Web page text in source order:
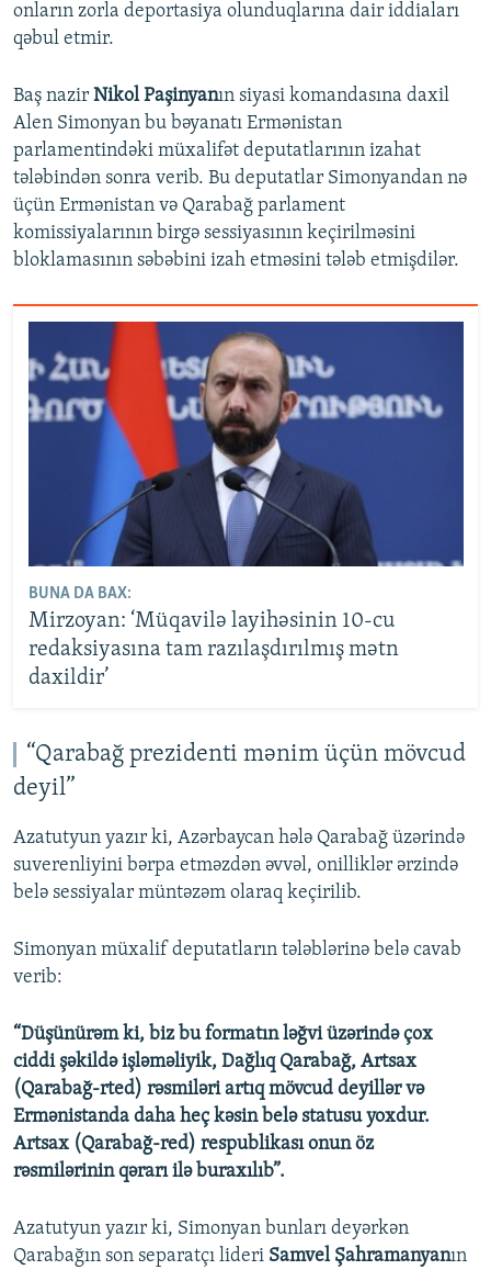
onların zorla deportasiya olunduqlarına dair iddiaları
qəbul etmir.
Baş nazir Nikol Paşinyanın siyasi komandasına daxil
Alen Simonyan bu bəyanatı Ermənistan
parlamentindəki müxalifət deputatlarının izahat
tələbindən sonra verib. Bu deputatlar Simonyandan nə
üçün Ermənistan və Qarabağ parlament
komissiyalarının birgə sessiyasının keçirilməsini
bloklamasının səbəbini izah etməsini tələb etmişdilər.
BUNA DA BAX:
Mirzoyan: ‘Müqavilə layihəsinin 10-cu
redaksiyasına tam razılaşdırılmış mətn
daxildir’
“Qarabağ prezidenti mənim üçün mövcud
deyil”
Azatutyun yazır ki, Azərbaycan hələ Qarabağ üzərində
suverenliyini bərpa etməzdən əvvəl, onilliklər ərzində
belə sessiyalar müntəzəm olaraq keçirilib.
Simonyan müxalif deputatların tələblərinə belə cavab
verib:
“Düşünürəm ki, biz bu formatın ləğvi üzərində çox
ciddi şəkildə işləməliyik, Dağlıq Qarabağ, Artsax
(Qarabağ-rted) rəsmiləri artıq mövcud deyillər və
Ermənistanda daha heç kəsin belə statusu yoxdur.
Artsax (Qarabağ-red) respublikası onun öz
rəsmilərinin qərarı ilə buraxılıb”.
Azatutyun yazır ki, Simonyan bunları deyərkən
Qarabağın son separatçı lideri Samvel Şahramanyanın